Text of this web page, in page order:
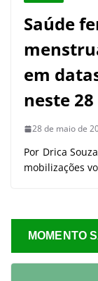
Saúde
em
neste
28 de maio de
Por Drica
mobilizações
MOMENTO